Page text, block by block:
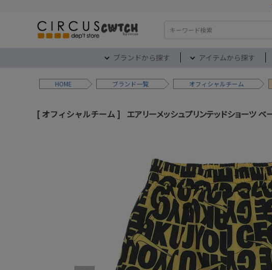
検索
ブランドから探す アイテムから探す
HOME ブランド オフィシャルチーム
オフィシャルチーム エアリーメッシュプリンテッドショーツ ベ